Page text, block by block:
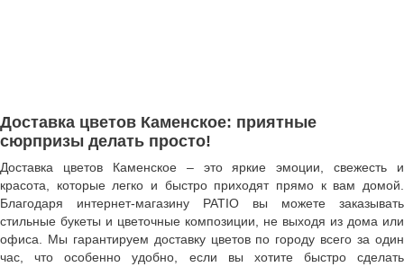
Доставка цветов Каменское: приятные
сюрпризы делать просто!
Доставка цветов Каменское – это яркие эмоции, свежесть и
красота, которые легко и быстро приходят прямо к вам домой.
Благодаря интернет-магазину PATIO вы можете заказывать
стильные букеты и цветочные композиции, не выходя из дома или
офиса. Мы гарантируем доставку цветов по городу всего за один
час, что особенно удобно, если вы хотите быстро сделать